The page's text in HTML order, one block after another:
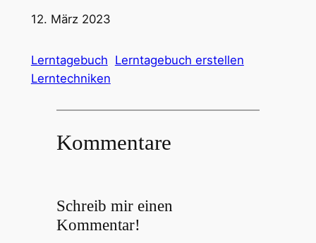
Datum
12. März 2023
Lerntagebuch Lerntagebuch erstellen
Lerntechniken
Kommentare
Schreib mir einen
Kommentar!